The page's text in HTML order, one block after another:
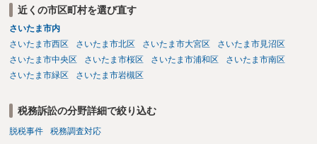
近くの市区町村を選び直す
さいたま市内
さいたま市西区
さいたま市北区 さいたま市大宮区
さいたま市見沼区
さいたま市中央区
さいたま市桜区 さいたま市浦和区
さいたま市南区
さいたま市緑区
さいたま市岩槻区
税務訴訟の分野詳細で絞り込む
脱税事件 税務調査対応